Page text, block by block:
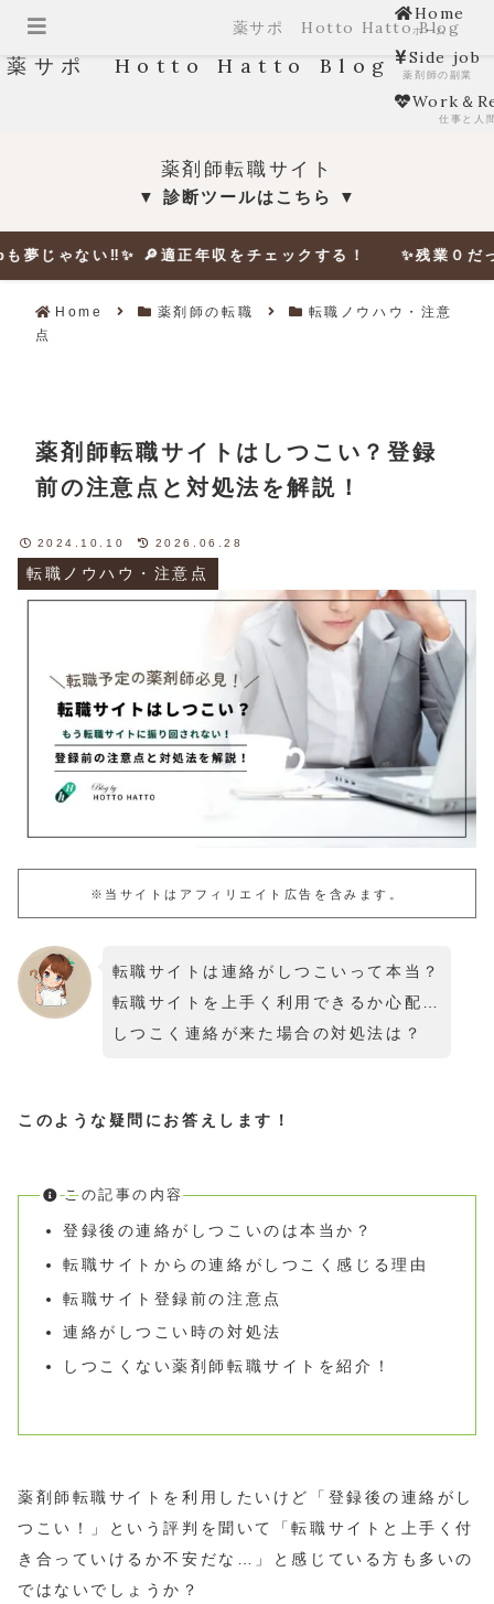
薬サポ Hotto Hatto Blog
Home
ホーム
Side job
薬剤師の副業
Work＆
仕事と人
薬剤師転職サイト
▼ 診断ツールはこちら ▼
🔎適正年収をチェックする！ ✨残業０だって夢じゃな
Home 薬剤師の転職
転職ノウハウ・注意
点
薬剤師転職サイトはしつこい？登録
前の注意点と対処法を解説！
転職ノウハウ・注意点
2024.10.10 2026.06.28
※当サイトはアフィリエイト広告を含みます。
転職サイトは連絡がしつこいって本当？
転職サイトを上手く利用できるか心配…
しつこく連絡が来た場合の対処法は？
このような疑問にお答えします！
この記事の内容
登録後の連絡がしつこいのは本当か？
転職サイトからの連絡がしつこく感じる理由
転職サイト登録前の注意点
連絡がしつこい時の対処法
しつこくない薬剤師転職サイトを紹介！
薬剤師転職サイトを利用したいけど「登録後の連絡がし
つこい！」という評判を聞いて「転職サイトと上手く付
き合っていけるか不安だな…」と感じている方も多いの
ではないでしょうか？
薬サポ Hotto Hatto Blog